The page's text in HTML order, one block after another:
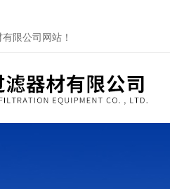
限公司网站！